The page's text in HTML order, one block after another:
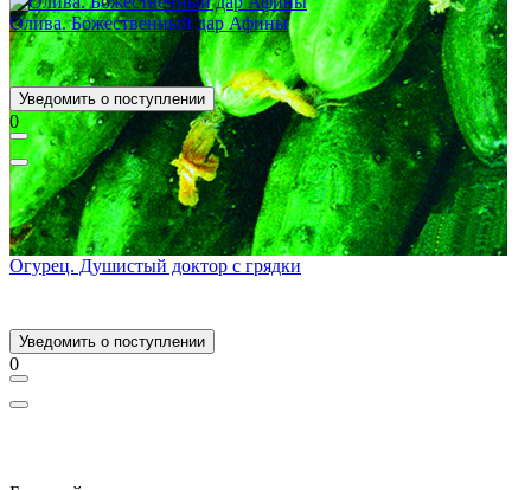
Огурец. Душистый доктор с грядки
Уведомить о поступлении
0
Олива. Божественный дар Афины
Уведомить о поступлении
0